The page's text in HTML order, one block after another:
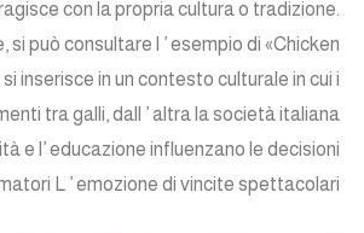
con la propria cultura o tradizione.
si può consultare l ’ esempio di «Chicken
si inserisce in un contesto culturale in cui i
tra galli, dall ’ altra la società italiana
e l’ educazione influenzano le decisioni
L ’ emozione di vincite spettacolari.